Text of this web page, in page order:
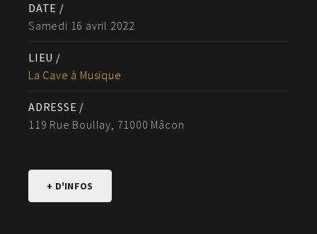
DATE /
Samedi 16 avril 2022
LIEU /
La Cave à Musique
ADRESSE /
119 Rue Boullay, 71000 Mâcon
+ D'INFOS